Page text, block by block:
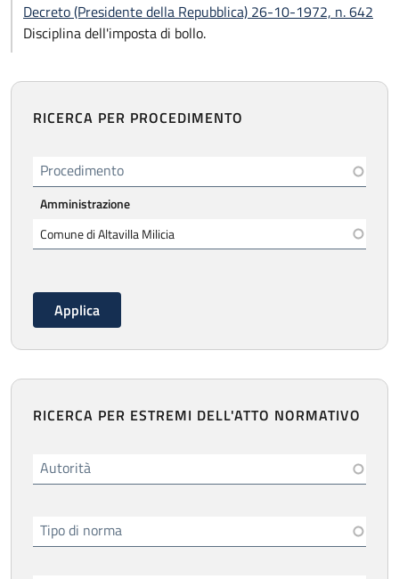
Decreto (Presidente della Repubblica) 26-10-1972, n. 642
Disciplina dell'imposta di bollo.
RICERCA PER PROCEDIMENTO
Procedimento
Amministrazione
RICERCA PER ESTREMI DELL'ATTO NORMATIVO
Autorità
Tipo di norma